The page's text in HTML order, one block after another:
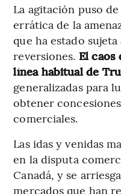
La agitación puso
errática de la
que ha estado
reversiones. El caos
línea habitual de
generalizadas para
obtener
comerciales.
Las idas y venidas
en la disputa
Canadá, y se
mercados que han